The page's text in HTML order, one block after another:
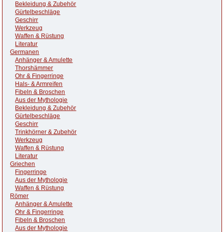
Bekleidung & Zubehör
Gürtelbeschläge
Geschirr
Werkzeug
Waffen & Rüstung
Literatur
Germanen
Anhänger & Amulette
Thorshämmer
Ohr & Fingerringe
Hals- & Armreifen
Fibeln & Broschen
Aus der Mythologie
Bekleidung & Zubehör
Gürtelbeschläge
Geschirr
Trinkhörner & Zubehör
Werkzeug
Waffen & Rüstung
Literatur
Griechen
Fingerringe
Aus der Mythologie
Waffen & Rüstung
Römer
Anhänger & Amulette
Ohr & Fingerringe
Fibeln & Broschen
Aus der Mythologie